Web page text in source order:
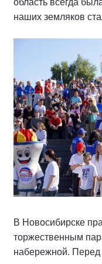
область всегда
наших земляков
В Новосибирске
торжественным
набережной. Перед